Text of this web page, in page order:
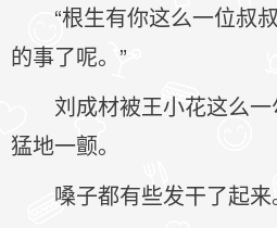
“根生有你这么一位叔
的事了呢。”
刘成材被王小花这么
猛地一颤。
嗓子都有些发干了起来